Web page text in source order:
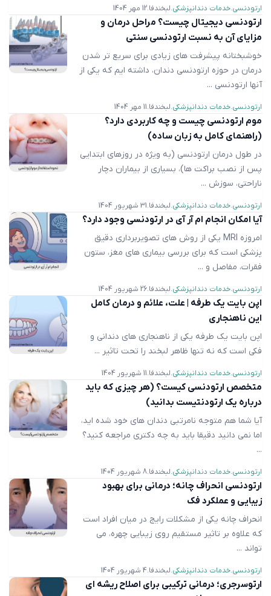
ارتودنسی خدمات دندانپزشکی لبخندفا 12 مهر 1404
ارتودنسی دیجیتال چیست؟ مراحل درمان و
مزایای آن به نسبت ارتودنسی سنتی
خوشبختانه پیشرفت های زیادی برای سریع تر شدن
درمان در حوزه ارتودنسی دندان، داشته ایم که یکی از
آنها ارتودنسی ...
ارتودنسی خدمات دندانپزشکی لبخندفا 11 مهر 1404
موم ارتودنسی چیست و چه کاربردی دارد؟
(راهنمای کامل به زبان ساده)
در طول درمان ارتودنسی (به ویژه در روزهای ابتدایی
پس از نصب براکت ها)، بسیاری از بیماران دچار
ناراحتی، سوزش ...
ارتودنسی خدمات دندانپزشکی لبخندفا 31 شهریور 1404
آیا امکان انجام ام آر آی در ارتودنسی وجود دارد؟
امروزه MRI یکی از روش های تصویربرداری دقیق
پزشکی است که برای بررسی بیماری های مغز، ستون
فقرات، مفاصل و ...
ارتودنسی خدمات دندانپزشکی لبخندفا 26 شهریور 1404
اپن بایت یک طرفه | علت، علائم و درمان کامل
این ناهنجاری
اپن بایت یک طرفه یکی از ناهنجاری های دندانی و
فکی است که نه تنها ظاهر لبخند را تحت تاثیر ...
ارتودنسی خدمات دندانپزشکی لبخندفا 11 شهریور 1404
متخصص ارتودنسی کیست؟ (هر چیزی که باید
درباره یک ارتودنتیست بدانید)
آیا شما هم متوجه نامرتبی دندان های خود شده اید،
اما نمی دانید دقیقا باید به چه دکتری مراجعه کنید؟
...
ارتودنسی خدمات دندانپزشکی لبخندفا 8 شهریور 1404
ارتودنسی انحراف چانه؛ درمانی برای بهبود
زیبایی و عملکرد فک
انحراف چانه یکی از مشکلات رایج در میان افراد است
که علاوه بر تاثیر مستقیم روی زیبایی چهره، می‌
تواند ...
ارتودنسی خدمات دندانپزشکی لبخندفا 4 شهریور 1404
ارتوسرجری؛ درمانی ترکیبی برای اصلاح ریشه ‌ای